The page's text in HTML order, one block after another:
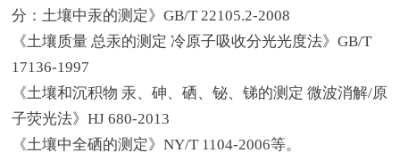
分：土壤中汞的测定》GB/T 22105.2-2008
《土壤质量 总汞的测定 冷原子吸收分光光度法》GB/T
17136-1997
《土壤和沉积物 汞、砷、硒、铋、锑的测定 微波消解/原
子荧光法》HJ 680-2013
《土壤中全硒的测定》NY/T 1104-2006等。